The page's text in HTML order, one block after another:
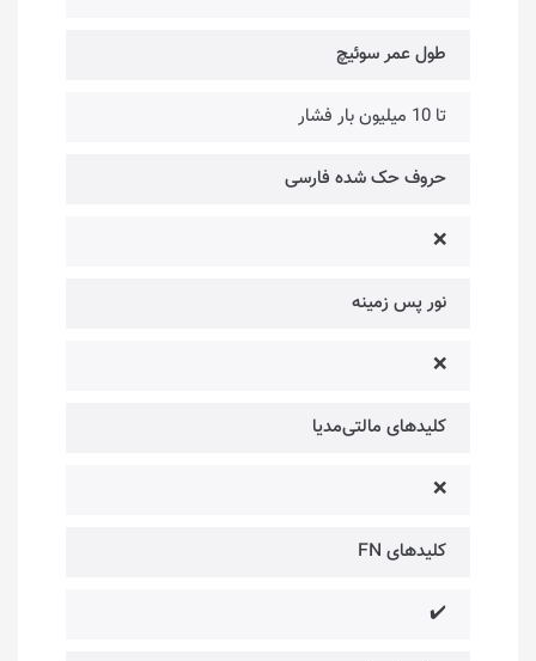
طول عمر سوئیچ‌
تا 10 میلیون بار فشار
حروف حک شده فارسی
❌
نور پس زمینه
❌
کلیدهای مالتی‌مدیا
❌
کلیدهای FN
✔️